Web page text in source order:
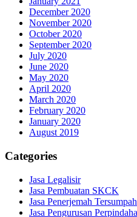
December 2020
November 2020
October 2020
September 2020
July 2020
June 2020
May 2020
April 2020
March 2020
February 2020
January 2020
August 2019
Categories
Jasa Legalisir
Jasa Pembuatan SKCK
Jasa Penerjemah Tersumpah
Jasa Pengurusan